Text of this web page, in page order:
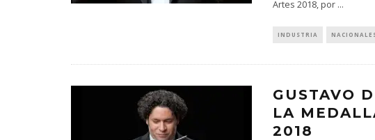
Artes 2018, por ...
INDUSTRIA
GUSTAVO
LA
2018